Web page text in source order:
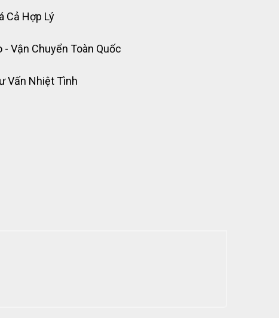
Cả Hợp Lý
Vận Chuyển Toàn Quốc
Vấn Nhiệt Tình